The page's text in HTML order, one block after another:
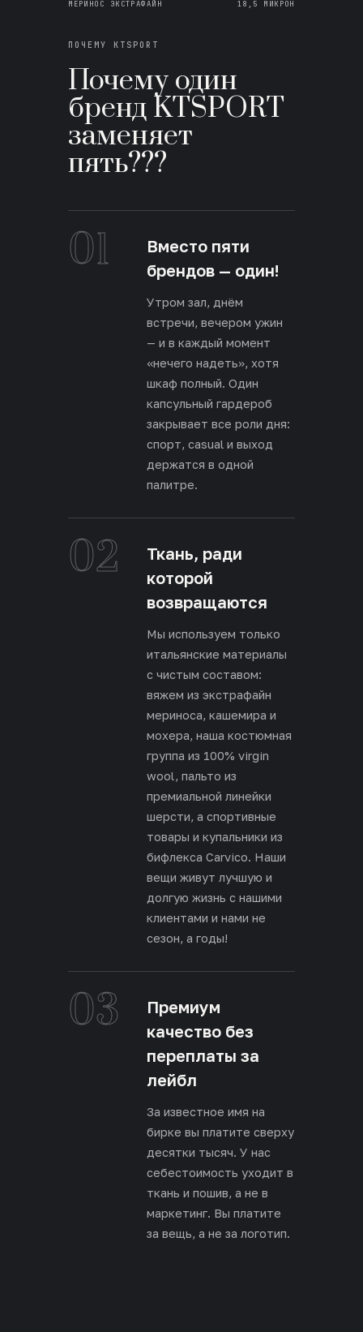
МЕРИНОС ЭКСТРАФАЙН 18,5 МИКРОН
ПОЧЕМУ KTSPORT
Почему один
бренд KTSPORT
заменяет
пять???
01
Вместо пяти
брендов — один!
Утром зал, днём
встречи, вечером ужин
— и в каждый момент
«нечего надеть», хотя
шкаф полный. Один
капсульный гардероб
закрывает все роли дня:
спорт, casual и выход
держатся в одной
палитре.
02
Ткань, ради
которой
возвращаются
Мы используем только
итальянские материалы
с чистым составом:
вяжем из экстрафайн
мериноса, кашемира и
мохера, наша костюмная
группа из 100% virgin
wool, пальто из
премиальной линейки
шерсти, а спортивные
товары и купальники из
бифлекса Carvico. Наши
вещи живут лучшую и
долгую жизнь с нашими
клиентами и нами не
сезон, а годы!
03
Премиум
качество без
переплаты за
лейбл
За известное имя на
бирке вы платите сверху
десятки тысяч. У нас
себестоимость уходит в
ткань и пошив, а не в
маркетинг. Вы платите
за вещь, а не за логотип.